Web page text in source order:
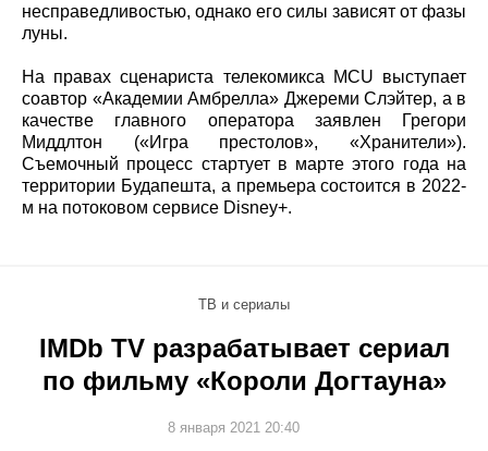
несправедливостью, однако его силы зависят от фазы
луны.
На правах сценариста телекомикса MCU выступает
соавтор «Академии Амбрелла» Джереми Слэйтер, а в
качестве главного оператора заявлен Грегори
Миддлтон («Игра престолов», «Хранители»).
Съемочный процесс стартует в марте этого года на
территории Будапешта, а премьера состоится в 2022-
м на потоковом сервисе Disney+.
ТВ и сериалы
IMDb TV разрабатывает сериал
по фильму «Короли Догтауна»
8 января 2021 20:40